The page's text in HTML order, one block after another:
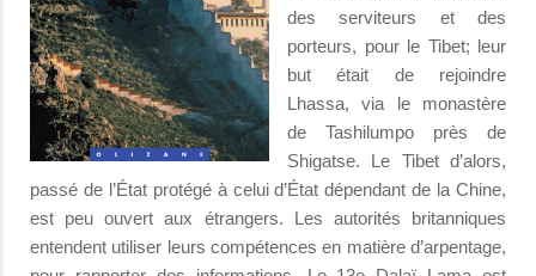
des serviteurs et des
porteurs, pour le Tibet; leur
but était de rejoindre
Lhassa, via le monastère
de Tashilumpo près de
Shigatse. Le Tibet d’alors,
passé de l’État protégé à celui d’État dépendant de la Chine,
est peu ouvert aux étrangers. Les autorités britanniques
entendent utiliser leurs compétences en matière d’arpentage,